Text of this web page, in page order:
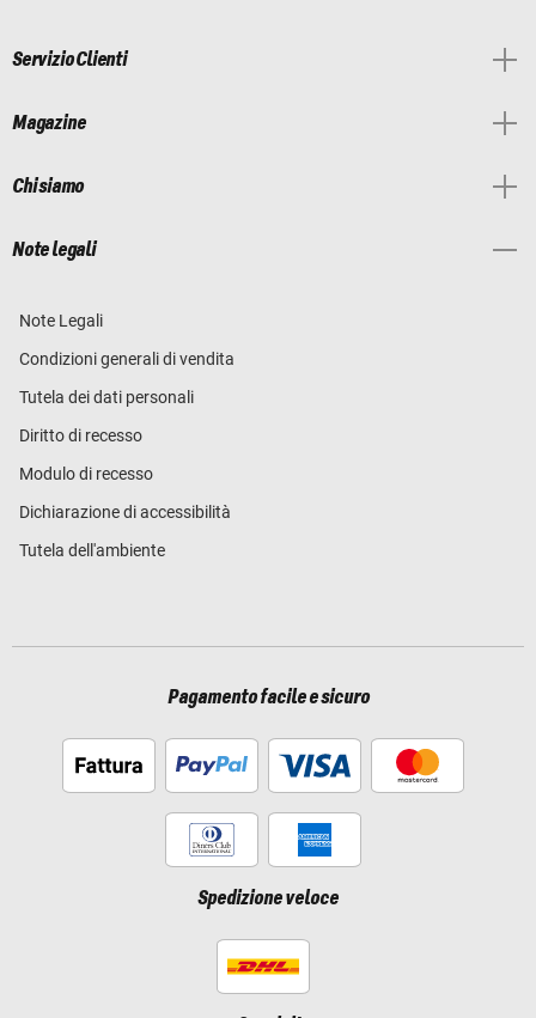
Servizio Clienti
Magazine
Chi siamo
Note legali
Note Legali
Condizioni generali di vendita
Tutela dei dati personali
Diritto di recesso
Modulo di recesso
Dichiarazione di accessibilità
Tutela dell'ambiente
Pagamento facile e sicuro
Spedizione veloce